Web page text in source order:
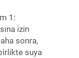
1:
izin
sonra,
suya